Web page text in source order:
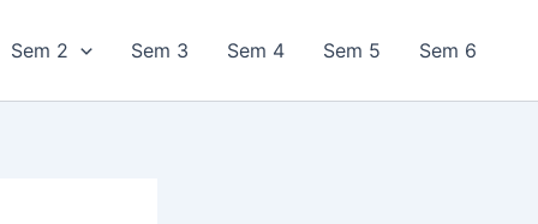
Sem 2 Sem 3 Sem 4 Sem 5 Sem 6